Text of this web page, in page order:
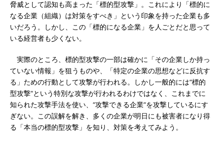
脅威として認知も高まった「標的型攻撃」。これにより「標的に
なる企業（組織）は対策をすべき」という印象を持った企業も多
いだろう。しかし、この「標的になる企業」を人ごとだと思って
いる経営者も少くない。
実際のところ、標的型攻撃の一部は確かに「その企業しか持っ
ていない情報」を狙うものや、「特定の企業の思想などに反抗す
る」ための行動として攻撃が行われる。しかし一般的には“標的
型攻撃”という特別な攻撃が行われるわけではなく、これまでに
知られた攻撃手法を使い、“攻撃できる企業”を攻撃しているにす
ぎない。この誤解を解き、多くの企業が明日にも被害者になり得
る「本当の標的型攻撃」を知り、対策を考えてみよう。